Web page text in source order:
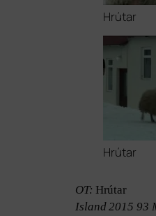
Hrútar
Hrútar
OT: Hrútar
Island 2015 93